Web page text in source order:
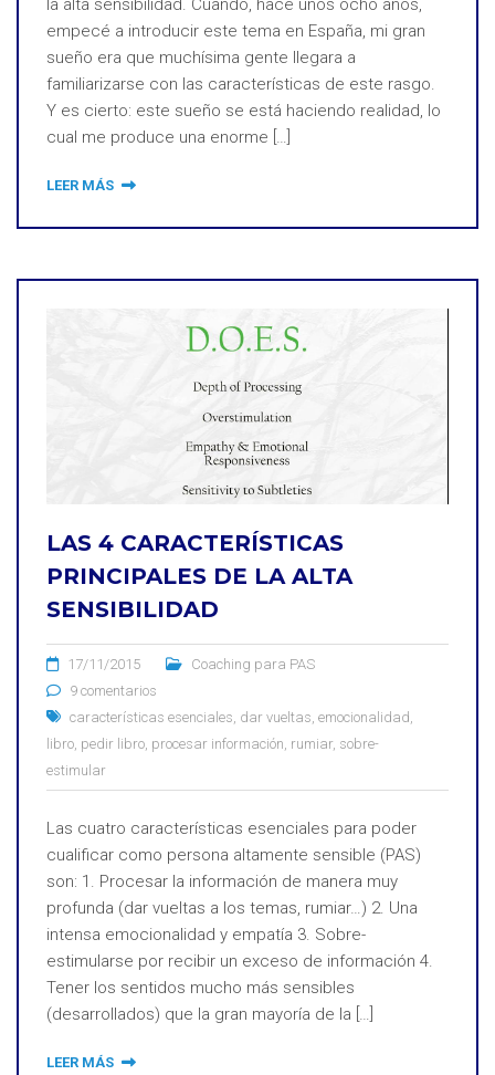
la alta sensibilidad. Cuando, hace unos ocho años,
empecé a introducir este tema en España, mi gran
sueño era que muchísima gente llegara a
familiarizarse con las características de este rasgo.
Y es cierto: este sueño se está haciendo realidad, lo
cual me produce una enorme […]
LEER MÁS
LAS 4 CARACTERÍSTICAS
PRINCIPALES DE LA ALTA
SENSIBILIDAD
17/11/2015
Coaching para PAS
9 comentarios
características esenciales, dar vueltas, emocionalidad,
libro, pedir libro, procesar información, rumiar, sobre-
estimular
Las cuatro características esenciales para poder
cualificar como persona altamente sensible (PAS)
son: 1. Procesar la información de manera muy
profunda (dar vueltas a los temas, rumiar…) 2. Una
intensa emocionalidad y empatía 3. Sobre-
estimularse por recibir un exceso de información 4.
Tener los sentidos mucho más sensibles
(desarrollados) que la gran mayoría de la […]
LEER MÁS